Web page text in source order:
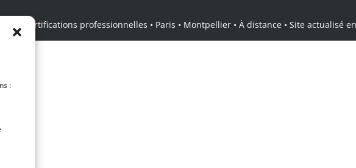
:
• Certifications professionnelles • Paris • Montpellier • À distance • Site actualisé